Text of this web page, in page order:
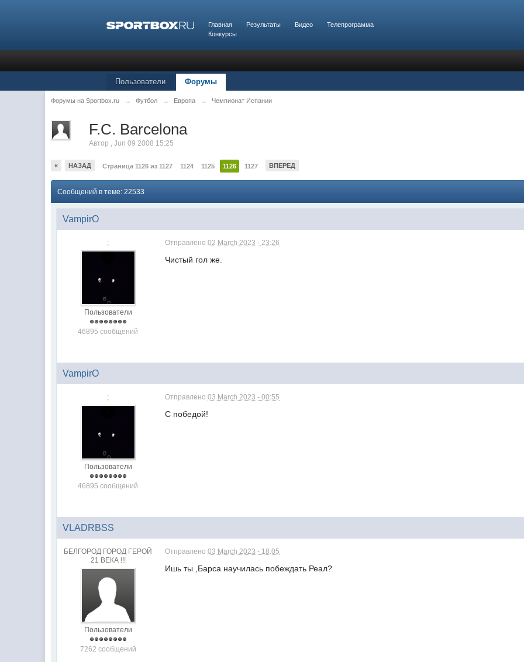
Главная Результаты Видео
Телепрограмма
Конкурсы
Пользователи Форумы
Форумы на Sportbox.ru → Футбол → Европа → Чемпионат Испании
F.C. Barcelona
Автор ,Jun 09 2008 15:25
« НАЗАД Страница 1126 из 1127 1124 1125 1126 1127 ВПЕРЕД
Сообщений в теме: 22533
VampirO
;
Пользователи
46895 сообщений
Отправлено02 March 2023 - 23:26
Чистый гол же.
VampirO
;
Пользователи
46895 сообщений
Отправлено03 March 2023 - 00:55
С победой!
VLADRBSS
БЕЛГОРОД ГОРОД ГЕРОЙ
21 ВЕКА !!!
Пользователи
7262 сообщений
Отправлено03 March 2023 - 18:05
Ишь ты ,Барса научилась побеждать Реал?